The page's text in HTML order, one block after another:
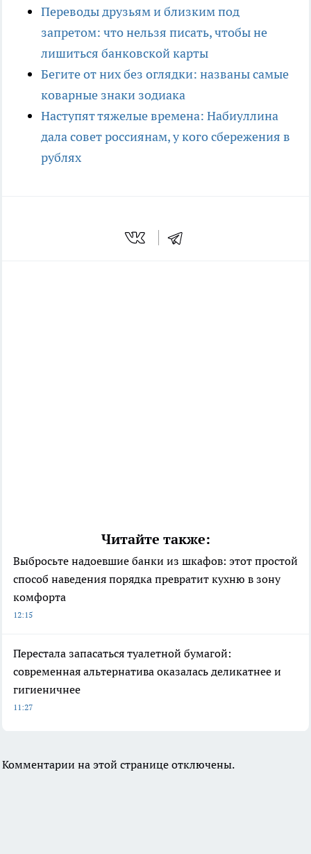
Переводы друзьям и близким под
запретом: что нельзя писать, чтобы не
лишиться банковской карты
Бегите от них без оглядки: названы самые
коварные знаки зодиака
Наступят тяжелые времена: Набиуллина
дала совет россиянам, у кого сбережения в
рублях
Читайте также:
Выбросьте надоевшие банки из шкафов: этот простой
способ наведения порядка превратит кухню в зону
комфорта
12:15
Перестала запасаться туалетной бумагой:
современная альтернатива оказалась деликатнее и
гигиеничнее
11:27
Комментарии на этой странице отключены.